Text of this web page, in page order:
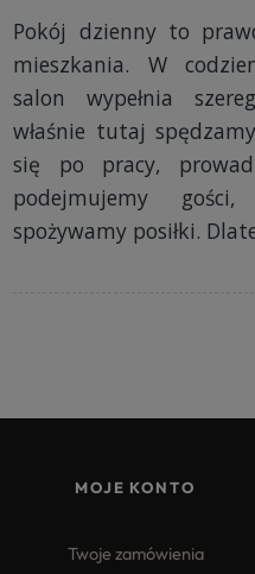
Pokój dzienny to
mieszkania. W
salon wypełnia
właśnie tutaj
się po pracy,
podejmujemy
spożywamy posiłki.
MOJE KONTO
Twoje zamówienia